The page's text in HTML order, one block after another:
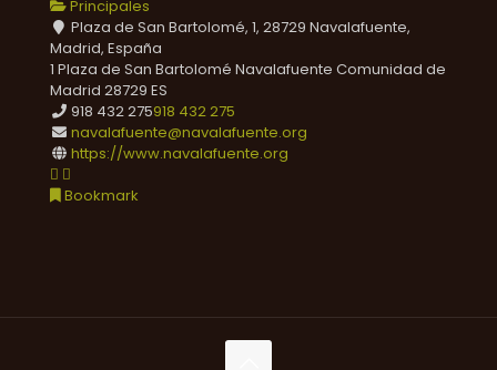
Principales
Plaza de San Bartolomé, 1, 28729 Navalafuente,
Madrid, España
1 Plaza de San Bartolomé Navalafuente Comunidad de
Madrid 28729 ES
918 432 275918 432 275
navalafuente@navalafuente.org
https://www.navalafuente.org
Bookmark